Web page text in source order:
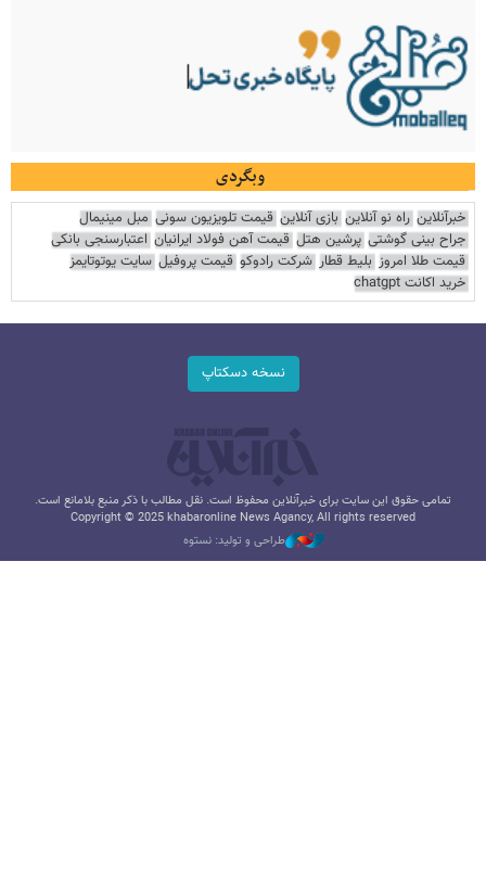
وبگردی
خبرآنلاین راه نو آنلاین بازی آنلاین قیمت تلویزیون سونی مبل مینیمال
جراح بینی گوشتی پرشین هتل قیمت آهن فولاد ایرانیان اعتبارسنجی بانکی
قیمت طلا امروز بلیط قطار شرکت رادوکو قیمت پروفیل سایت یوتوتایمز
خرید اکانت chatgpt
نسخه دسکتاپ
تمامی حقوق این سایت برای خبرآنلاین محفوظ است. نقل مطالب با ذکر منبع بلامانع است.
Copyright © 2025 khabaronline News Agancy, All rights reserved
طراحی و تولید: نستوه